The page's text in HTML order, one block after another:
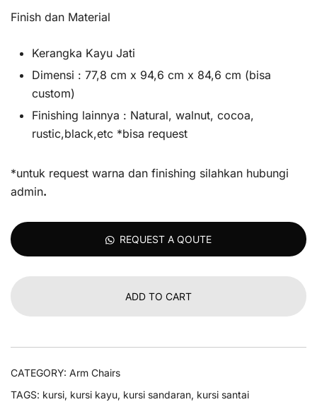
Finish dan Material
Kerangka Kayu Jati
Dimensi : 77,8 cm x 94,6 cm x 84,6 cm (bisa
custom)
Finishing lainnya : Natural, walnut, cocoa,
rustic,black,etc *bisa request
*untuk request warna dan finishing silahkan hubungi
admin.
REQUEST A QOUTE
ADD TO CART
CATEGORY: Arm Chairs
TAGS: kursi, kursi kayu, kursi sandaran, kursi santai